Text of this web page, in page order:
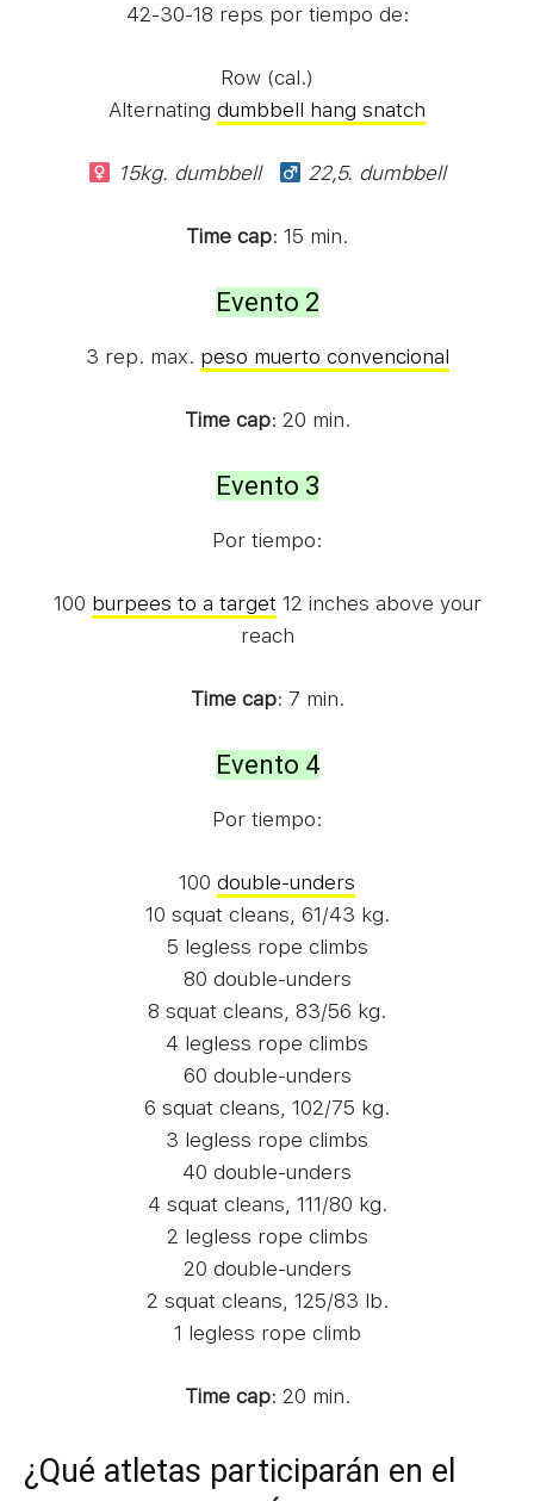
42-30-18 reps por tiempo de:
Row (cal.)
Alternating dumbbell hang snatch
15kg. dumbbell 22,5. dumbbell
Time cap: 15 min.
Evento 2
3 rep. max. peso muerto convencional
Time cap: 20 min.
Evento 3
Por tiempo:
100 burpees to a target 12 inches above your
reach
Time cap: 7 min.
Evento 4
Por tiempo:
100 double-unders
10 squat cleans, 61/43 kg.
5 legless rope climbs
80 double-unders
8 squat cleans, 83/56 kg.
4 legless rope climbs
60 double-unders
6 squat cleans, 102/75 kg.
3 legless rope climbs
40 double-unders
4 squat cleans, 111/80 kg.
2 legless rope climbs
20 double-unders
2 squat cleans, 125/83 lb.
1 legless rope climb
Time cap: 20 min.
¿Qué atletas participarán en el